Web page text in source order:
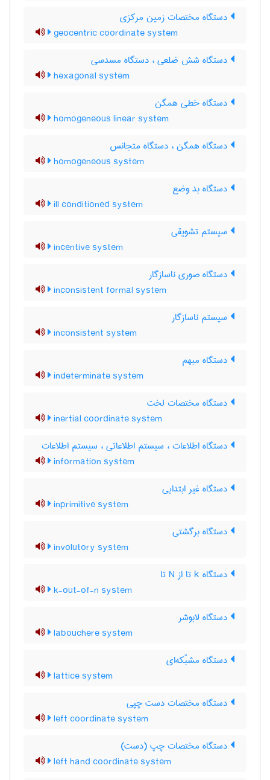
دستگاه مختصات زمین مرکزی
geocentric coordinate system
دستگاه شش ضلعی ، دستگاه مسدسی
hexagonal system
دستگاه خطی همگن
homogeneous linear system
دستگاه همگن ، دستگاه متجانس
homogeneous system
دستگاه بد وضع
ill conditioned system
سیستم تشویقی
incentive system
دستگاه صوری ناسازگار
inconsistent formal system
سیستم ناسازگار
inconsistent system
دستگاه مبهم
indeterminate system
دستگاه مختصات لخت
inertial coordinate system
دستگاه اطلاعات ، سیستم اطلاعاتی ، سیستم اطلاعات
information system
دستگاه غیر ابتدایی
inprimitive system
دستگاه برگشتی
involutory system
دستگاه k تا از N تا
k-out-of-n system
دستگاه لابوشر
labouchere system
دستگاه مشبّکه‌ای
lattice system
دستگاه مختصات دست چپی
left coordinate system
دستگاه مختصات چپ (دست)
left hand coordinate system